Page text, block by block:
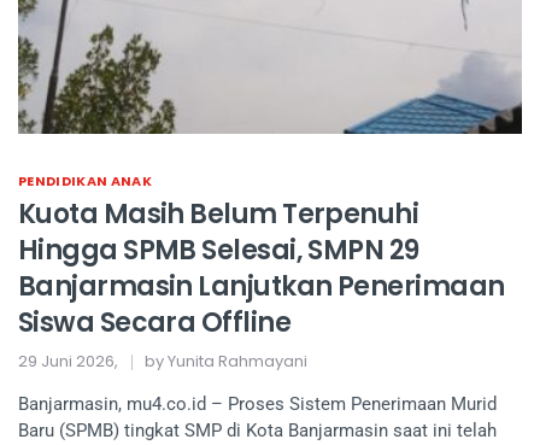
PENDIDIKAN ANAK
Kuota Masih Belum Terpenuhi
Hingga SPMB Selesai, SMPN 29
Banjarmasin Lanjutkan Penerimaan
Siswa Secara Offline
29 Juni 2026, by Yunita Rahmayani
Banjarmasin, mu4.co.id – Proses Sistem Penerimaan Murid
Baru (SPMB) tingkat SMP di Kota Banjarmasin saat ini telah